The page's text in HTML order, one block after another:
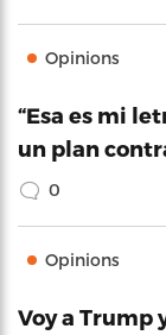
Opinions
“Esa es mi
un plan
0
Opinions
Voy a Trump